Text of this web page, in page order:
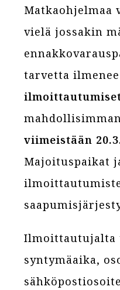
Matkaohjelmaa
vielä jossakin
tarvetta
viimeistään
Majoituspaikat
Ilmoittautujalta
syntymäaika,